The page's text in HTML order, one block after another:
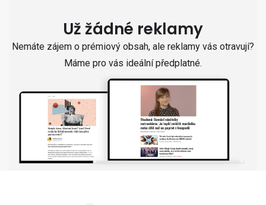
Už žádné reklamy
Nemáte zájem o prémiový obsah, ale reklamy vás otravují?
Máme pro vás ideální předplatné.